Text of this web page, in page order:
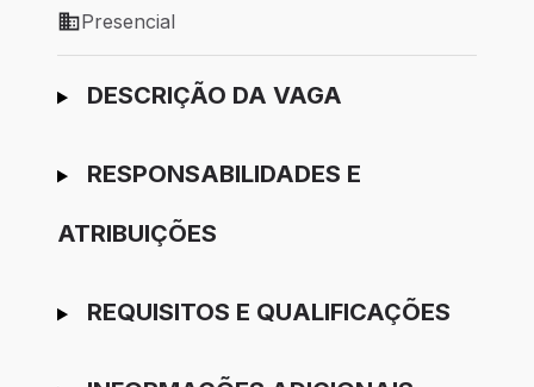
Modelo de trabalho: Presencial
Presencial
Ir para candidatura
DESCRIÇÃO DA VAGA
RESPONSABILIDADES E
ATRIBUIÇÕES
REQUISITOS E QUALIFICAÇÕES